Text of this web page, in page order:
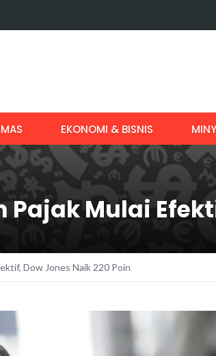
EKONOMI & BISNIS
Mulai
Dow Jones Naik 220 Poin